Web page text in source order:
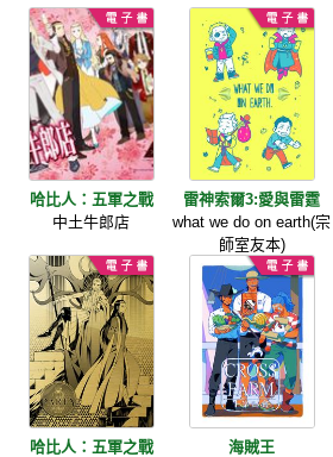
哈比人：五軍之戰
中土牛郎店
雷神索爾3:愛與雷霆
what we do on earth(宗
師室友本)
哈比人：五軍之戰
海賊王